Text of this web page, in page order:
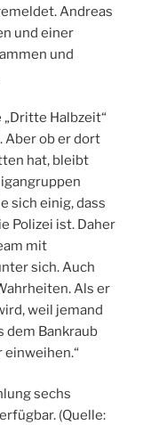
Andreas
und einer
und
Halbzeit“
Aber ob er dort
hat, bleibt
sich einig, dass
Polizei ist. Daher
mit
sich. Auch
Als er
weil jemand
dem Bankraub
einweihen.“
sechs
(Quelle: